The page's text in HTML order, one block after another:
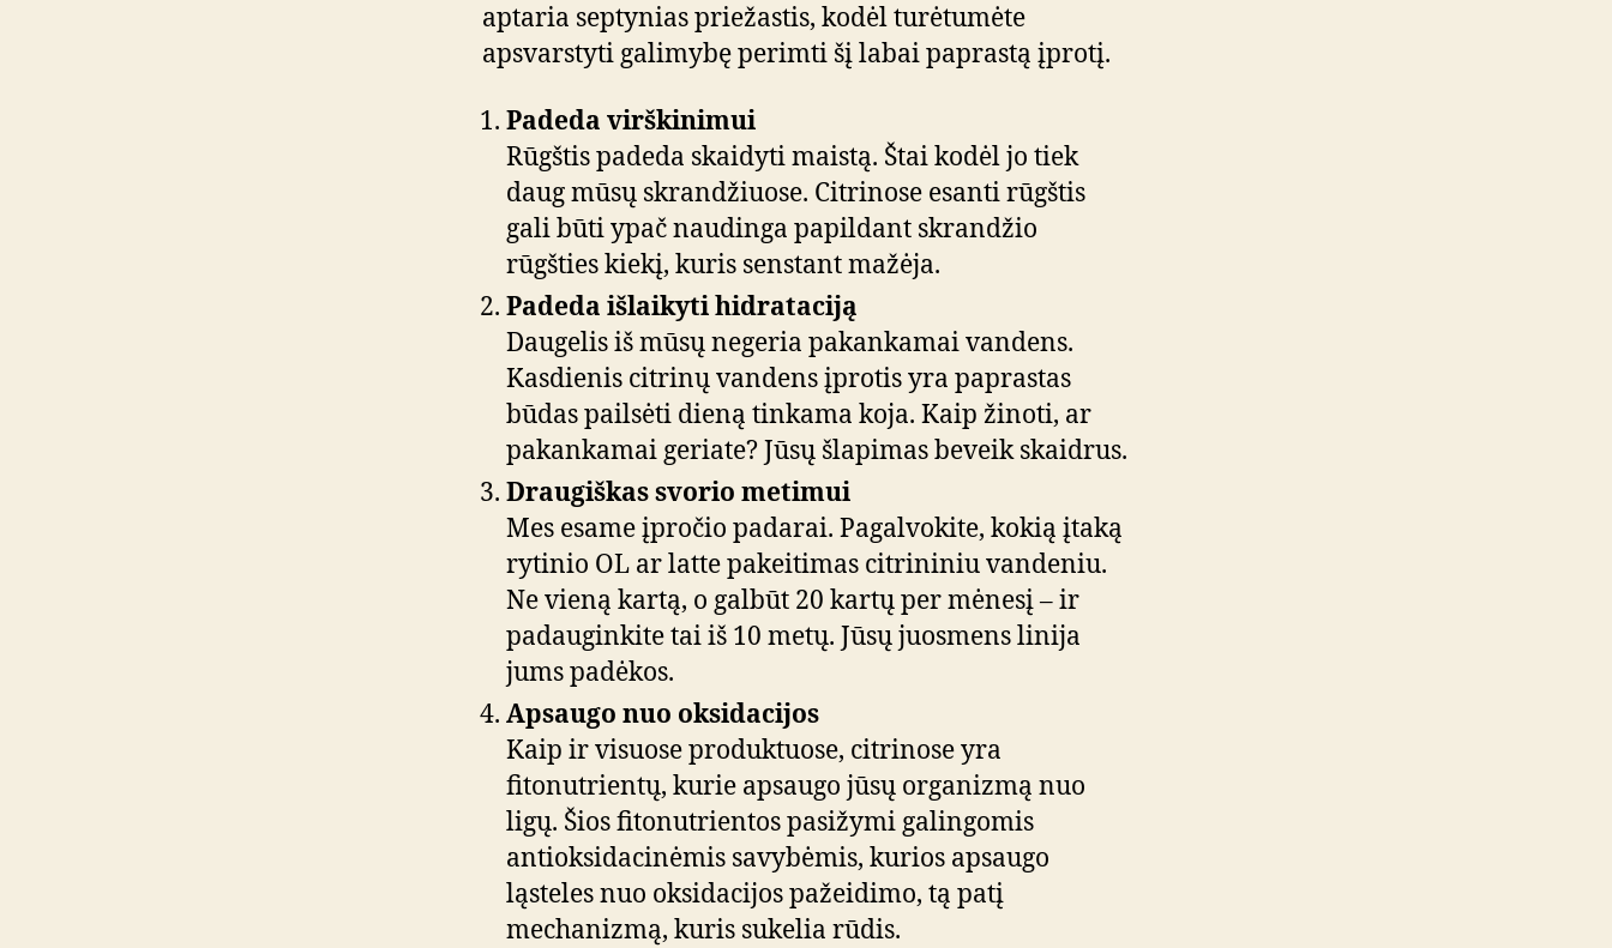
aptaria septynias priežastis, kodėl turėtumėte
apsvarstyti galimybę perimti šį labai paprastą įprotį.
Padeda virškinimui
Rūgštis padeda skaidyti maistą. Štai kodėl jo tiek
daug mūsų skrandžiuose. Citrinose esanti rūgštis
gali būti ypač naudinga papildant skrandžio
rūgšties kiekį, kuris senstant mažėja.
Padeda išlaikyti hidrataciją
Daugelis iš mūsų negeria pakankamai vandens.
Kasdienis citrinų vandens įprotis yra paprastas
būdas pailsėti dieną tinkama koja. Kaip žinoti, ar
pakankamai geriate? Jūsų šlapimas beveik skaidrus.
Draugiškas svorio metimui
Mes esame įpročio padarai. Pagalvokite, kokią įtaką
rytinio OL ar latte pakeitimas citrininiu vandeniu.
Ne vieną kartą, o galbūt 20 kartų per mėnesį – ir
padauginkite tai iš 10 metų. Jūsų juosmens linija
jums padėkos.
Apsaugo nuo oksidacijos
Kaip ir visuose produktuose, citrinose yra
fitonutrientų, kurie apsaugo jūsų organizmą nuo
ligų. Šios fitonutrientos pasižymi galingomis
antioksidacinėmis savybėmis, kurios apsaugo
ląsteles nuo oksidacijos pažeidimo, tą patį
mechanizmą, kuris sukelia rūdis.